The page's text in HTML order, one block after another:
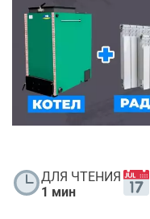
ДЛЯ ЧТЕНИЯ
1 мин